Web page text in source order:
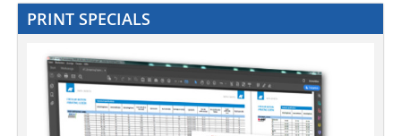
PRINT SPECIALS